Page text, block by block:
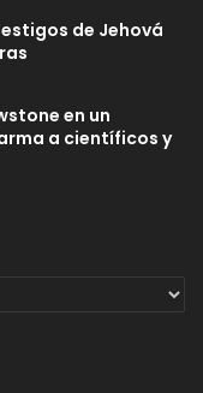
de Jehová
en un
a científicos y